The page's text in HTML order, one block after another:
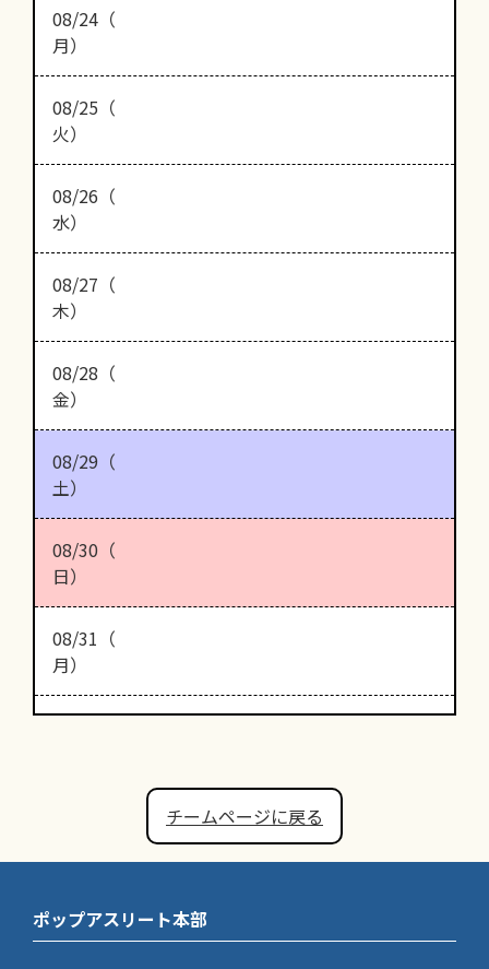
08/24（
月）
08/25（
火）
08/26（
水）
08/27（
木）
08/28（
金）
08/29（
土）
08/30（
日）
08/31（
月）
チームページに戻る
ポップアスリート本部